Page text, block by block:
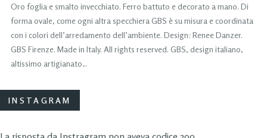
Oro foglia e smalto invecchiato. Ferro battuto e decorato a mano. Di
forma ovale, come ogni altra specchiera GBS è su misura e coordinata
con i colori dell’arredamento dell’ambiente. Design: Renee Danzer.
GBS Firenze. Made in Italy. All rights reserved. GBS, design italiano,
altissimo artigianato…
INSTAGRAM